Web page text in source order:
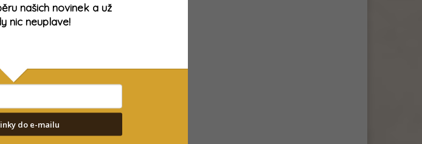
našich novinek a už
nic neuplave!
do e-mailu